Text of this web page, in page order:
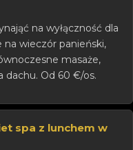
na wyłączność dla
wieczór panieński,
masaże,
dachu. Od 60 €/os.
spa z lunchem w